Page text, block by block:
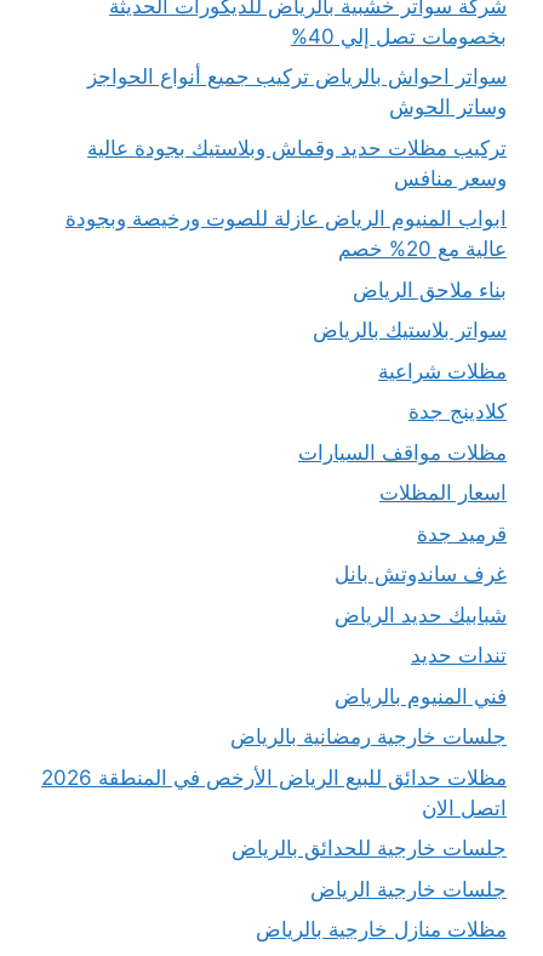
شركة سواتر خشبية بالرياض للديكورات الحديثة
بخصومات تصل إلي 40%
سواتر احواش بالرياض تركيب جميع أنواع الحواجز
وساتر الحوش
تركيب مظلات حديد وقماش وبلاستيك بجودة عالية
وسعر منافس
ابواب المنيوم الرياض عازلة للصوت ورخيصة وبجودة
عالية مع 20% خصم
بناء ملاحق الرياض
سواتر بلاستيك بالرياض
مظلات شراعية
كلادينج جدة
مظلات مواقف السيارات
اسعار المظلات
قرميد جدة
غرف ساندوتش بانل
شبابيك حديد الرياض
تندات حديد
فني المنيوم بالرياض
جلسات خارجية رمضانية بالرياض
مظلات حدائق للبيع الرياض الأرخص في المنطقة 2026
اتصل الان
جلسات خارجية للحدائق بالرياض
جلسات خارجية الرياض
مظلات منازل خارجية بالرياض